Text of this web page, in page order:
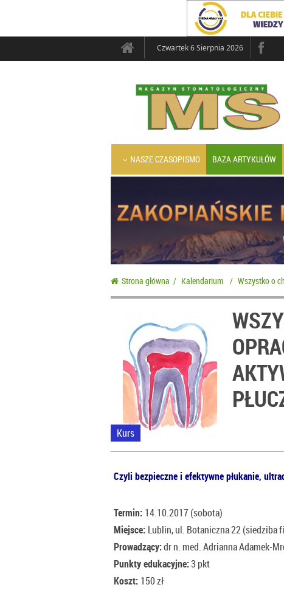
Czwartek 6 Sierpnia 2026
NASZE CZASOPISMO BAZA ARTYKUŁÓW
Strona główna / Kalendarium / Wszystko o
Kurs
Czyli bezpieczne i efektywne płukanie,
Termin: 14.10.2017 (sobota)
Miejsce: Lublin, ul. Botaniczna 22 (siedziba
Prowadzący:dr n. med. Adrianna Adamek-
Punkty edukacyjne:3 pkt
Koszt: 150 zł